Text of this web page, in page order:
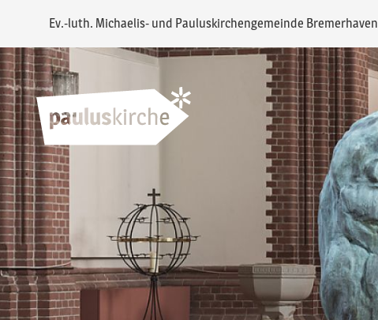
Ev.-luth. Michaelis- und Pauluskirchengemeinde Bremerhaven